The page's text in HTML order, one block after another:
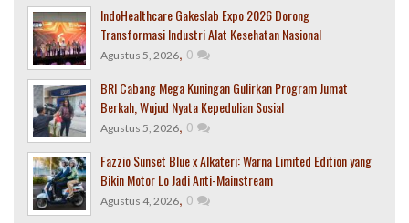
IndoHealthcare Gakeslab Expo 2026 Dorong
Transformasi Industri Alat Kesehatan Nasional
Agustus 5, 2026, 0
BRI Cabang Mega Kuningan Gulirkan Program Jumat
Berkah, Wujud Nyata Kepedulian Sosial
Agustus 5, 2026, 0
Fazzio Sunset Blue x Alkateri: Warna Limited Edition yang
Bikin Motor Lo Jadi Anti-Mainstream
Agustus 4, 2026, 0